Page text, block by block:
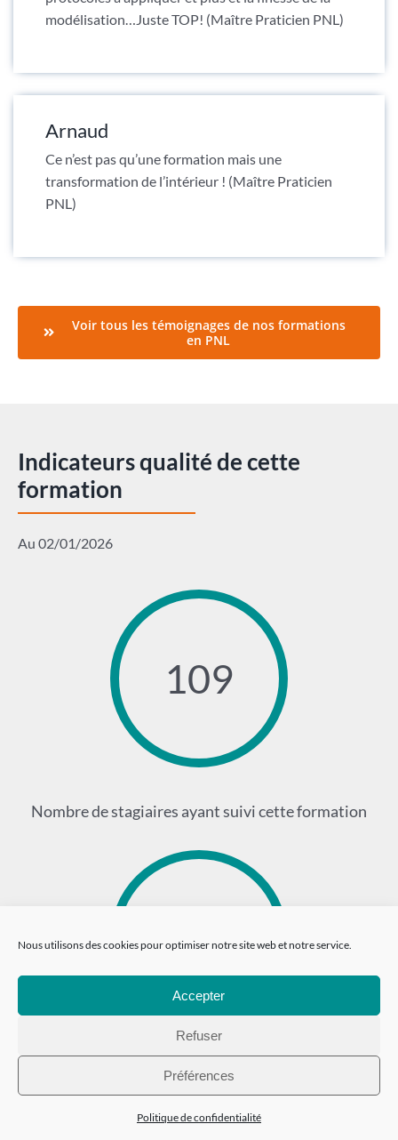
Nous utilisons des cookies pour optimiser notre site web et notre service.
Accepter
Refuser
Préférences
Politique de confidentialité
modélisation…Juste TOP! (Maître Praticien PNL)
Arnaud
Ce n’est pas qu’une formation mais une
transformation de l’intérieur ! (Maître Praticien
PNL)
Voir tous les témoignages de nos formations
en PNL
Indicateurs qualité de cette
formation
Au 02/01/2026
109
Nombre de stagiaires ayant suivi cette formation
15
Nombre de stages effectués